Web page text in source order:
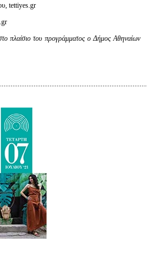
tettiyes.gr
πλαίσιο του προγράμματος ο Δήμος Αθηναίων